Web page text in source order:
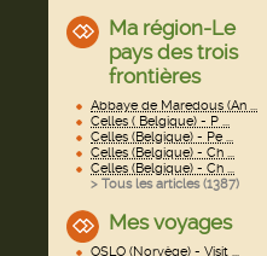
Ma région-Le
pays des trois
frontières
Abbaye de Maredous (An ...
Celles ( Belgique) - P ...
Celles (Belgique) - Pe ...
Celles (Belgique) - Ch ...
Celles (Belgique) - Ch ...
> Tous les articles (1387)
Mes voyages
OSLO (Norvège) - Visit ...